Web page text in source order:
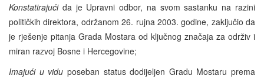
Konstatirajući da je Upravni odbor, na svom sastanku na razini
političkih direktora, održanom 26. rujna 2003. godine, zaključio da
je rješenje pitanja Grada Mostara od ključnog značaja za održiv i
miran razvoj Bosne i Hercegovine;
Imajući u vidu poseban status dodijeljen Gradu Mostaru prema